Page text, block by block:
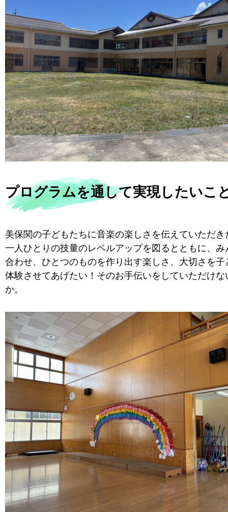
プログラムを通して実現したいこ
美保関の子どもたちに音楽の楽しさを伝えていただき
一人ひとりの技量のレベルアップを図るとともに、み
合わせ、ひとつのものを作り出す楽しさ、大切さを子
体験させてあげたい！そのお手伝いをしていただけな
か。